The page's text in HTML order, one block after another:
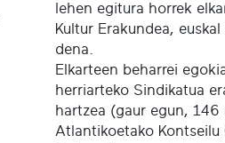
lehen egitura horrek
Kultur Erakundea,
dena.
Elkarteen beharrei
herriarteko Sindikatua
hartzea (gaur egun,
Atlantikoetako Kontseilu